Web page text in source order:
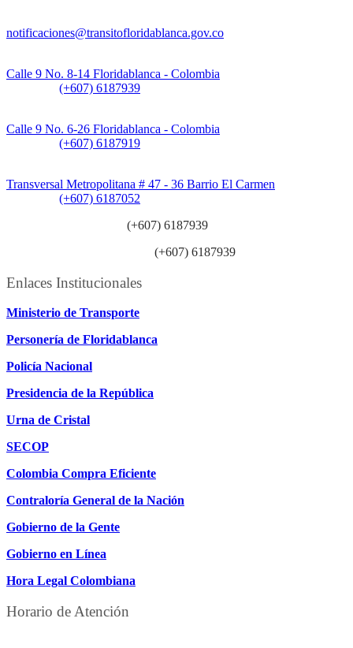
notificaciones@transitofloridablanca.gov.co
Calle 9 No. 8-14 Floridablanca - Colombia
(+607) 6187939
Calle 9 No. 6-26 Floridablanca - Colombia
(+607) 6187919
Transversal Metropolitana # 47 - 36 Barrio El Carmen
(+607) 6187052
(+607) 6187939
(+607) 6187939
Enlaces Institucionales
Ministerio de Transporte
Personería de Floridablanca
Policía Nacional
Presidencia de la República
Urna de Cristal
SECOP
Colombia Compra Eficiente
Contraloría General de la Nación
Gobierno de la Gente
Gobierno en Línea
Hora Legal Colombiana
Horario de Atención